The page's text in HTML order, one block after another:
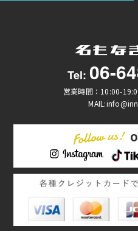
Tel: 06-
営業時間：10:00-